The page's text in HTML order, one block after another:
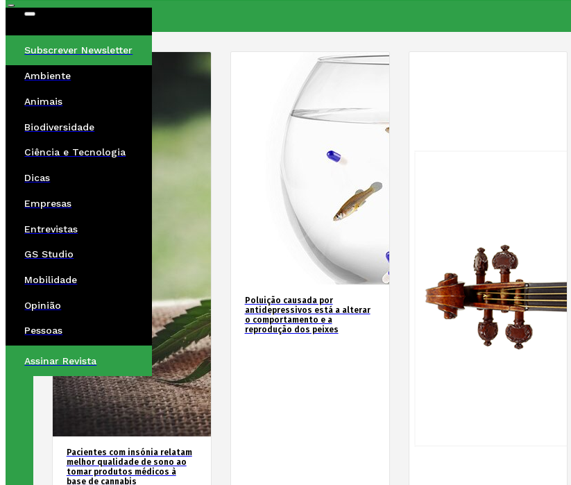
Subscrever Newsletter
Ambiente
Animais
Biodiversidade
Ciência e Tecnologia
Dicas
Empresas
Entrevistas
GS Studio
Mobilidade
Opinião
Pessoas
Assinar Revista
Pacientes com insónia relatam
melhor qualidade de sono ao
tomar produtos médicos à
base de cannabis
Poluição causada por
antidepressivos está a alterar
o comportamento e a
reprodução dos peixes